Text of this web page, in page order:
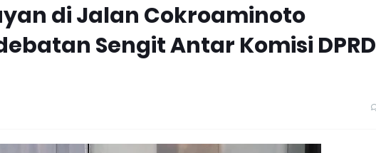
di Jalan Cokroaminoto
Sengit Antar Komisi DPRD